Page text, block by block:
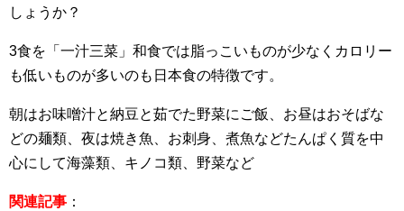
しょうか？
3食を「一汁三菜」和食では脂っこいものが少なくカロリー
も低いものが多いのも日本食の特徴です。
朝はお味噌汁と納豆と茹でた野菜にご飯、お昼はおそばな
どの麺類、夜は焼き魚、お刺身、煮魚などたんぱく質を中
心にして海藻類、キノコ類、野菜など
関連記事 ：